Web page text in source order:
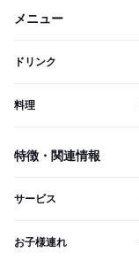
メニュー
ドリンク
料理
特徴・関連情報
サービス
お子様連れ